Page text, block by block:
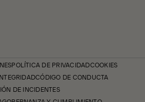
POLÍTICA DE PRIVACIDADCOOKIES
CÓDIGO DE CONDUCTA
DE INCIDENTES